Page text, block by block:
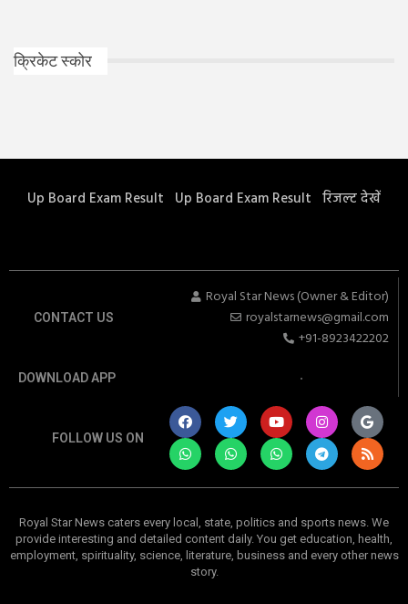
क्रिकेट स्कोर
Up Board Exam Result Up Board Exam Result रिजल्ट देखें
CONTACT US
Royal Star News (Owner & Editor)
royalstarnews@gmail.com
+91-8923422202
DOWNLOAD APP
FOLLOW US ON
Royal Star News caters every local, state, politics and sports news. We
provide interesting and detailed content daily. You get education, health,
employment, spirituality, science, literature, business and every other news
story.